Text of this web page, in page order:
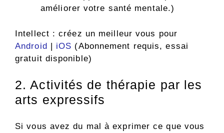
améliorer votre santé mentale.)
Intellect : créez un meilleur vous pour
Android | iOS (Abonnement requis, essai
gratuit disponible)
2. Activités de thérapie par les
arts expressifs
Si vous avez du mal à exprimer ce que vous